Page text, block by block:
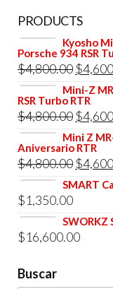
PRODUCTS
Kyosho
Porsche 934 RSR
$4,800.00 El
precio
original
era:
$
Mini-Z
RSR Turbo RTR
$4,800.00 El
precio
original
era:
$
Mini Z
Aniversario RTR
$4,800.00 El
precio
era:
$
SMART
$1,350.00
SWORKZ
$16,600.00
Buscar